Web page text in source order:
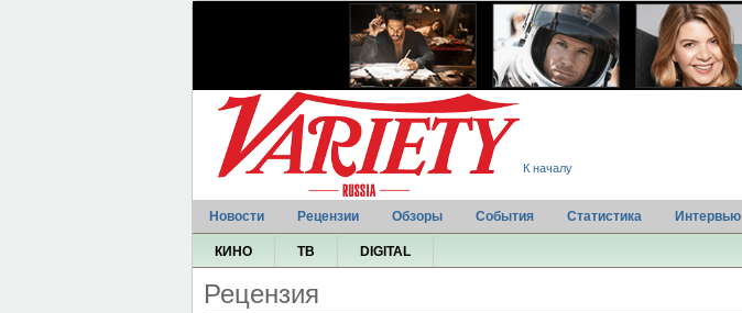
К началу
Новости Рецензии Обзоры События Статистика Интервью
КИНО ТВ DIGITAL
Рецензия